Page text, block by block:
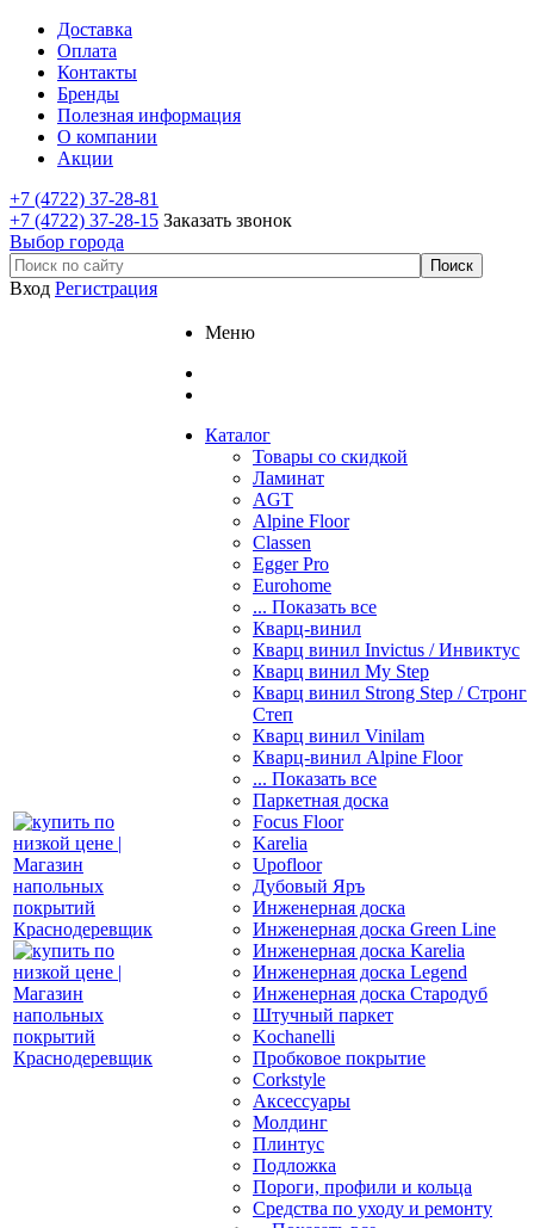
Доставка
Оплата
Контакты
Бренды
Полезная информация
О компании
Акции
+7 (4722) 37-28-81
+7 (4722) 37-28-15 Заказать звонок
Выбор города
Вход Регистрация
Меню
Каталог
Товары со скидкой
Ламинат
AGT
Alpine Floor
Classen
Egger Pro
Eurohome
... Показать все
Кварц-винил
Кварц винил Invictus / Инвиктус
Кварц винил My Step
Кварц винил Strong Step / Стронг
Степ
Кварц винил Vinilam
Кварц-винил Alpine Floor
... Показать все
Паркетная доска
Focus Floor
Karelia
Upofloor
Дубовый Яръ
Инженерная доска
Инженерная доска Green Line
Инженерная доска Karelia
Инженерная доска Legend
Инженерная доска Стародуб
Штучный паркет
Kochanelli
Пробковое покрытие
Corkstyle
Аксессуары
Молдинг
Плинтус
Подложка
Пороги, профили и кольца
Средства по уходу и ремонту